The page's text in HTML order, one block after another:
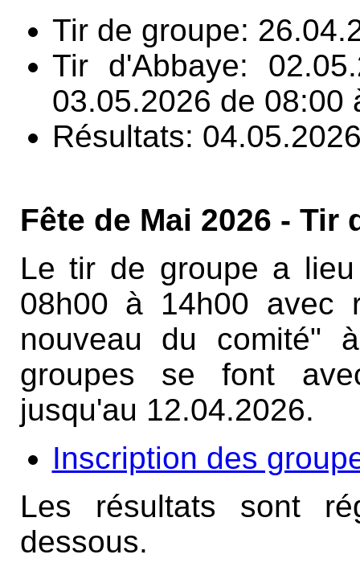
Tir de groupe:
Tir d'Abbaye:
03.05.2026 de 08:00
Résultats:
Fête de Mai 2026 - Tir
Le tir de groupe a
08h00 à 14h00 avec
nouveau du comité"
groupes se font
jusqu'au 12.04.2026.
Inscription des
Les résultats sont
dessous.